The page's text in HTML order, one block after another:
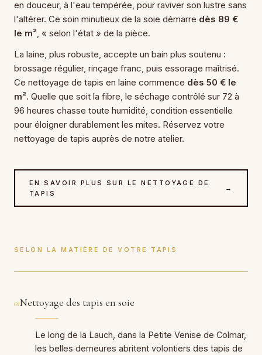
en douceur, à l'eau tempérée, pour raviver son lustre sans
l'altérer. Ce soin minutieux de la soie démarre dès 89 €
le m² , « selon l'état » de la pièce.
La laine, plus robuste, accepte un bain plus soutenu :
brossage régulier, rinçage franc, puis essorage maîtrisé.
Ce nettoyage de tapis en laine commence dès 50 € le
m². Quelle que soit la fibre, le séchage contrôlé sur 72 à
96 heures chasse toute humidité, condition essentielle
pour éloigner durablement les mites. Réservez votre
nettoyage de tapis auprès de notre atelier.
EN SAVOIR PLUS SUR LE NETTOYAGE DE
TAPIS
→
SELON LA MATIÈRE DE VOTRE TAPIS
01Nettoyage des tapis en soie
Le long de la Lauch, dans la Petite Venise de Colmar,
les belles demeures abritent volontiers des tapis de